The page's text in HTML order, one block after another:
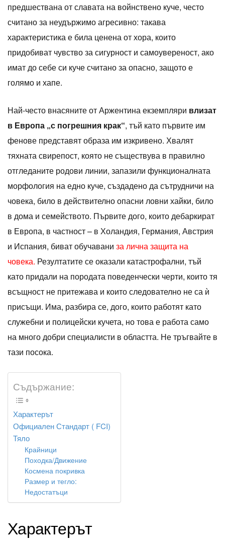
предшествана от славата на войнствено куче, често
считано за неудържимо агресивно: такава
характеристика е била ценена от хора, които
придобиват чувство за сигурност и самоувереност, ако
имат до себе си куче считано за опасно, защото е
голямо и хапе.
Най-често внасяните от Аржентина екземпляри влизат
в Европа „с погрешния крак“, тъй като първите им
фенове представят образа им изкривено. Хвалят
тяхната свирепост, която не съществува в правилно
отгледаните родови линии, запазили функционалната
морфология на едно куче, създадено да сътрудничи на
човека, било в действително опасни ловни хайки, било
в дома и семейството. Първите дого, които дебаркират
в Европа, в частност – в Холандия, Германия, Австрия
и Испания, биват обучавани за лична защита на
човека. Резултатите се оказали катастрофални, тъй
като придали на породата поведенчески черти, които тя
всъщност не притежава и които следователно не са ѝ
присъщи. Има, разбира се, дого, които работят като
служебни и полицейски кучета, но това е работа само
на много добри специалисти в областта. Не тръгвайте в
тази посока.
Съдържание:
Характерът
Официален Стандарт ( FCI)
Тяло
Крайници
Походка/Движение
Космена покривка
Размер и тегло:
Недостатъци
Характерът